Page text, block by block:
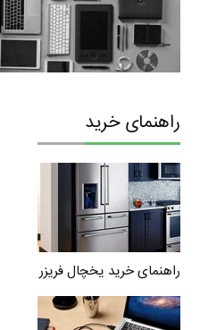
راهنمای خرید
راهنمای خرید یخچال فریزر